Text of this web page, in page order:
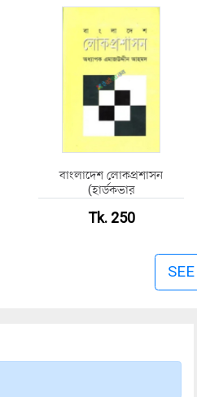
বাংলাদেশ লোকপ্রশাসন
(হার্ডকভার
Tk. 250